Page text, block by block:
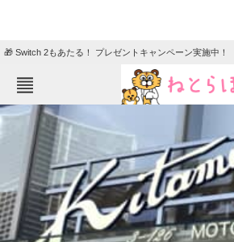
🎁 Switch 2もあたる！ プレゼントキャンペーン実施中！
ねとらぼメニュー
エンタメ クイズ
グルメ 地域
住まい 教育・育児